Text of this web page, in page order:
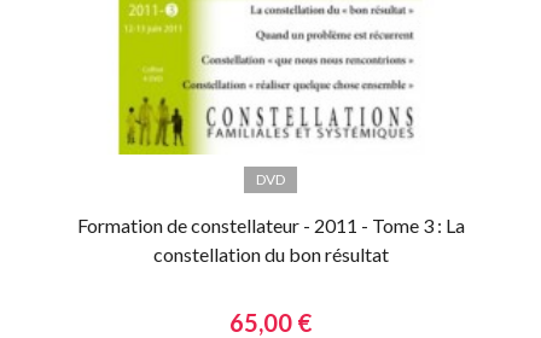
DVD
Formation de constellateur - 2011 - Tome 3 : La
constellation du bon résultat
65,00 €